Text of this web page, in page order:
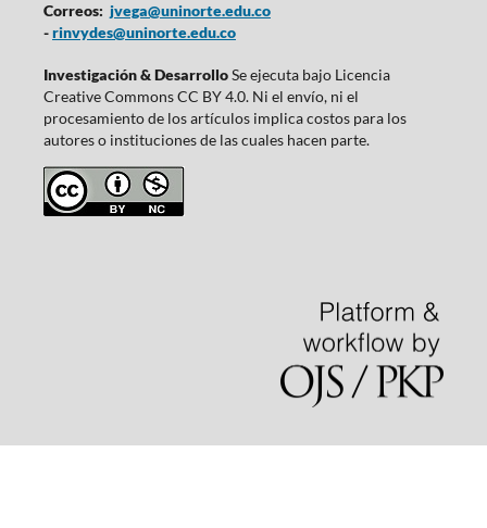
Correos: jvega@uninorte.edu.co
-rinvydes@uninorte.edu.co
Investigación & DesarrolloSe ejecuta bajo Licencia
Creative Commons CC BY 4.0. Ni el envío, ni el
procesamiento de los artículos implica costos para los
autores o instituciones de las cuales hacen parte.